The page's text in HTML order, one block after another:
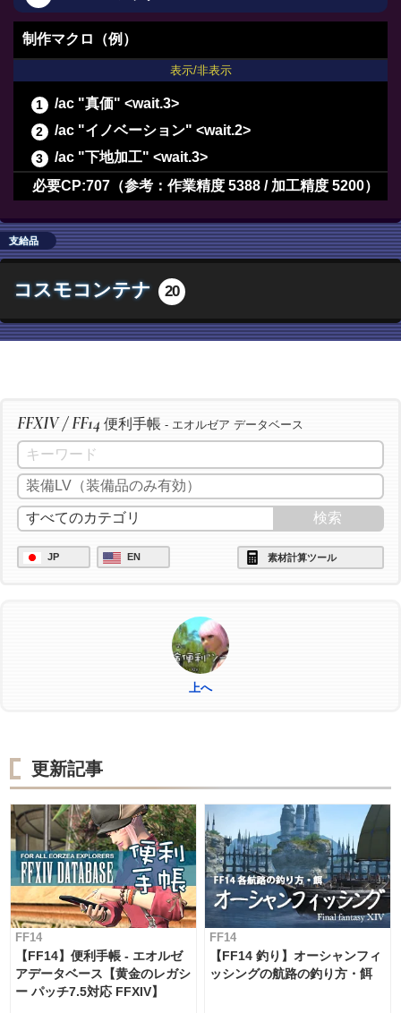
制作マクロ（例）
表示/非表示
/ac "真価" <wait.3>
/ac "イノベーション" <wait.2>
/ac "下地加工" <wait.3>
/ac "加工" <wait.3>
/ac "上級加工" <wait.3>
/ac "グレートストライド" <wait.2>
/ac "下地加工" <wait.3>
/ac "上級加工" <wait.3>
/ac "イノベーション" <wait.2>
/ac "経過観察" <wait.3>
/ac "上級加工" <wait.3>
/ac "グレートストライド" <wait.2>
/ac "ビエルゴの祝福" <wait.3>
/ac "匠の絶技" <wait.3>
/ac "ヴェネレーション" <wait.2>
/ac "下地作業" <wait.3>
/ac "下地作業" <wait.3>
/ac "ヴェネレーション" <wait.2>
/ac "模範作業" <wait.3>
/ac "模範作業" <wait.3>
必要CP:707（参考：作業精度 5388 / 加工精度 5200）
支給品
コスモコンテナ 20
FFXIV / FF14 便利手帳 - エオルゼア データベース
JP EN 素材計算ツール
上へ
更新記事
FF14
【FF14】便利手帳 - エオルゼ
アデータベース【黄金のレガシ
ー パッチ7.5対応 FFXIV】
FF14
【FF14 釣り】オーシャンフィ
ッシングの航路の釣り方・餌